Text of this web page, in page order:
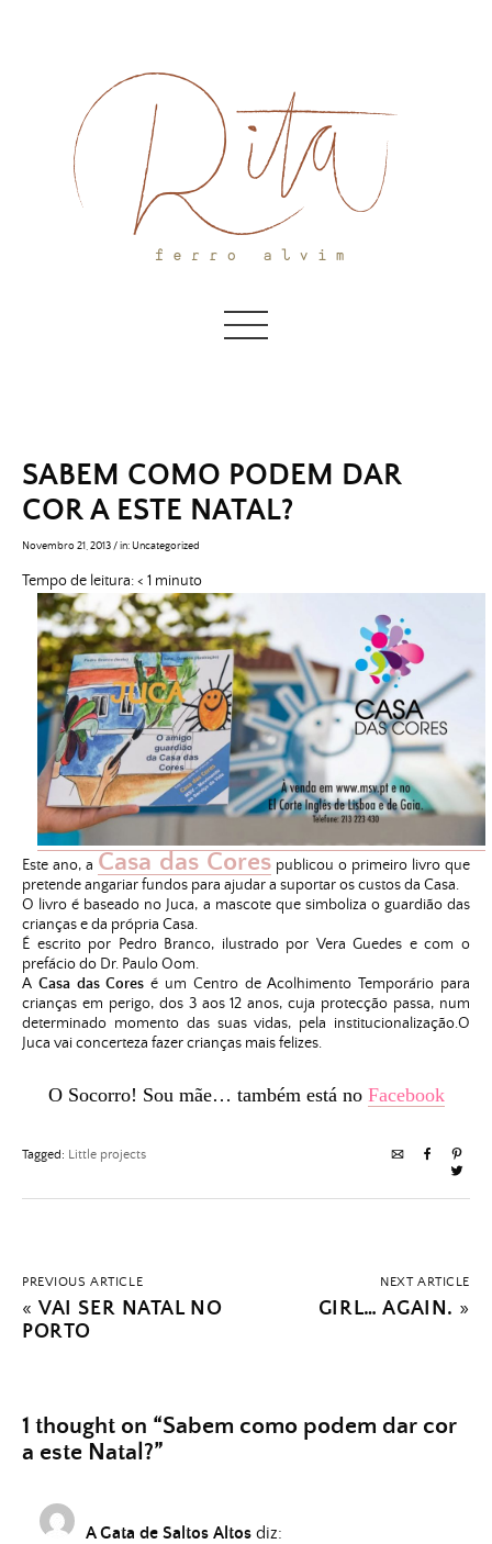
SABEM COMO PODEM DAR
COR A ESTE NATAL?
Novembro 21, 2013/in: Uncategorized
Tempo de leitura:< 1 minuto
Este ano, a Casa das Cores publicou o primeiro livro que
pretende angariar fundos para ajudar a suportar os custos da Casa.
O livro é baseado no Juca, a mascote que simboliza o guardião das
crianças e da própria Casa.
É escrito por Pedro Branco, ilustrado por Vera Guedes e com o
prefácio do Dr. Paulo Oom.
A Casa das Cores é um Centro de Acolhimento Temporário para
crianças em perigo, dos 3 aos 12 anos, cuja protecção passa, num
determinado momento das suas vidas, pela institucionalização.O
Juca vai concerteza fazer crianças mais felizes.
O Socorro! Sou mãe… também está no Facebook
Tagged: Little projects
PREVIOUS ARTICLE
«VAI SER NATAL NO
PORTO
NEXT ARTICLE
GIRL… AGAIN. »
1 thought on “Sabem como podem dar cor
a este Natal?”
A Gata de Saltos Altos diz: